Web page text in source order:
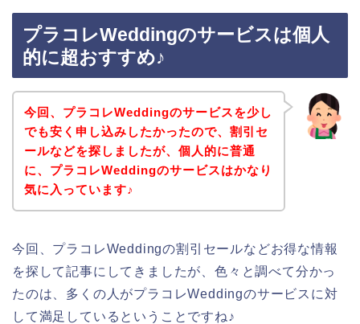
プラコレWeddingのサービスは個人
的に超おすすめ♪
今回、プラコレWeddingのサービスを少し
でも安く申し込みしたかったので、割引セ
ールなどを探しましたが、個人的に普通
に、プラコレWeddingのサービスはかなり
気に入っています♪
今回、プラコレWeddingの割引セールなどお得な情報
を探して記事にしてきましたが、色々と調べて分かっ
たのは、多くの人がプラコレWeddingのサービスに対
して満足しているということですね♪